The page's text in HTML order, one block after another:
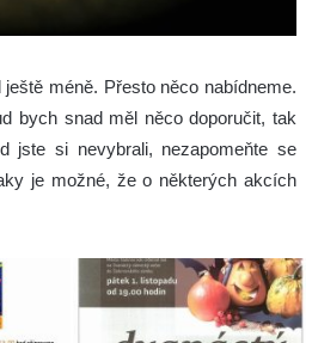
méně. Přesto něco nabídneme.
bych snad měl něco doporučit, tak
jste si nevybrali, nezapomeňte se
je možné, že o některých akcích